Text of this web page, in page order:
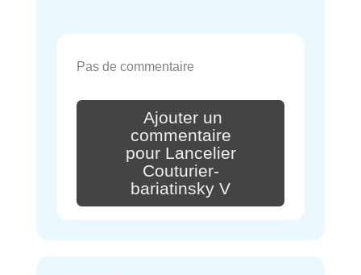
Pas de commentaire
Ajouter un
commentaire
pour Lancelier
Couturier-
bariatinsky V